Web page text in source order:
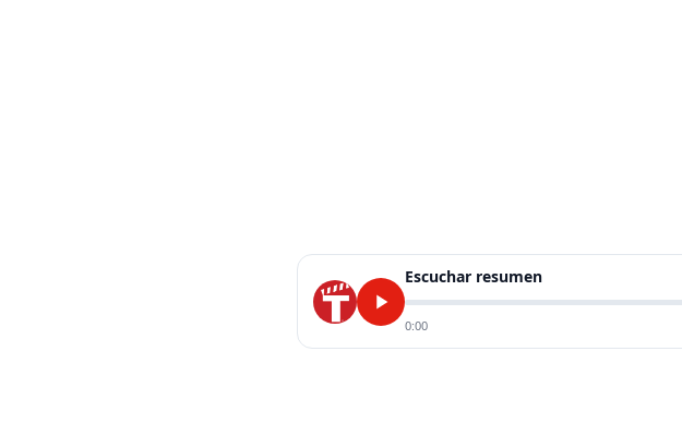
Escuchar resumen
0:00